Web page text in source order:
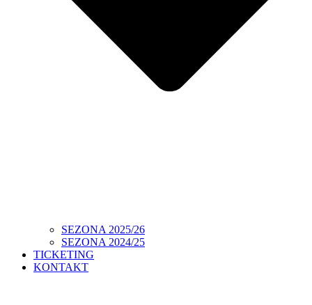
SEZONA 2025/26
SEZONA 2024/25
TICKETING
KONTAKT